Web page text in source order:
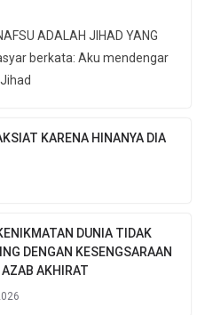
ADALAH JIHAD YANG
berkata: Aku mendengar
KARENA HINANYA DIA
DUNIA TIDAK
DENGAN KESENGSARAAN
AZAB AKHIRAT